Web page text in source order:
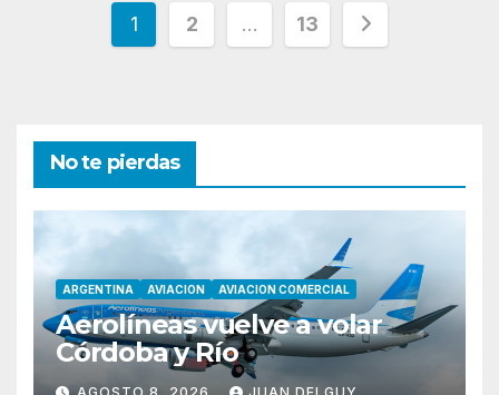
Paginación
1 2 … 13
No te pierdas
ARGENTINA AVIACION AVIACION COMERCIAL
Aerolíneas vuelve a volar
Córdoba y Río